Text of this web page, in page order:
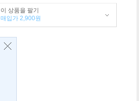
이 상품을 팔기
매입가 2,900원